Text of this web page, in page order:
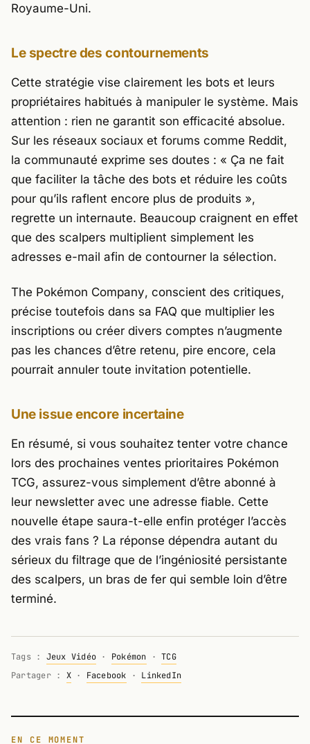
Royaume-Uni.
Le spectre des contournements
Cette stratégie vise clairement les bots et leurs
propriétaires habitués à manipuler le système. Mais
attention : rien ne garantit son efficacité absolue.
Sur les réseaux sociaux et forums comme Reddit,
la communauté exprime ses doutes : « Ça ne fait
que faciliter la tâche des bots et réduire les coûts
pour qu’ils raflent encore plus de produits »,
regrette un internaute. Beaucoup craignent en effet
que des scalpers multiplient simplement les
adresses e-mail afin de contourner la sélection.
The Pokémon Company, conscient des critiques,
précise toutefois dans sa FAQ que multiplier les
inscriptions ou créer divers comptes n’augmente
pas les chances d’être retenu, pire encore, cela
pourrait annuler toute invitation potentielle.
Une issue encore incertaine
En résumé, si vous souhaitez tenter votre chance
lors des prochaines ventes prioritaires Pokémon
TCG, assurez-vous simplement d’être abonné à
leur newsletter avec une adresse fiable. Cette
nouvelle étape saura-t-elle enfin protéger l’accès
des vrais fans ? La réponse dépendra autant du
sérieux du filtrage que de l’ingéniosité persistante
des scalpers, un bras de fer qui semble loin d’être
terminé.
Tags : Jeux Vidéo · Pokémon ·TCG
Partager : X· Facebook · LinkedIn
EN CE MOMENT